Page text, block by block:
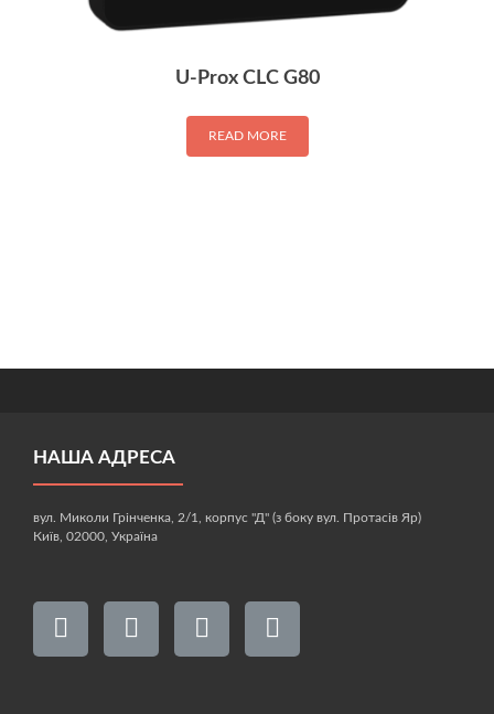
U-Prox CLC G80
READ MORE
НАША АДРЕСА
вул. Миколи Грінченка, 2/1, корпус "Д" (з боку вул. Протасів Яр)
Київ, 02000, Україна